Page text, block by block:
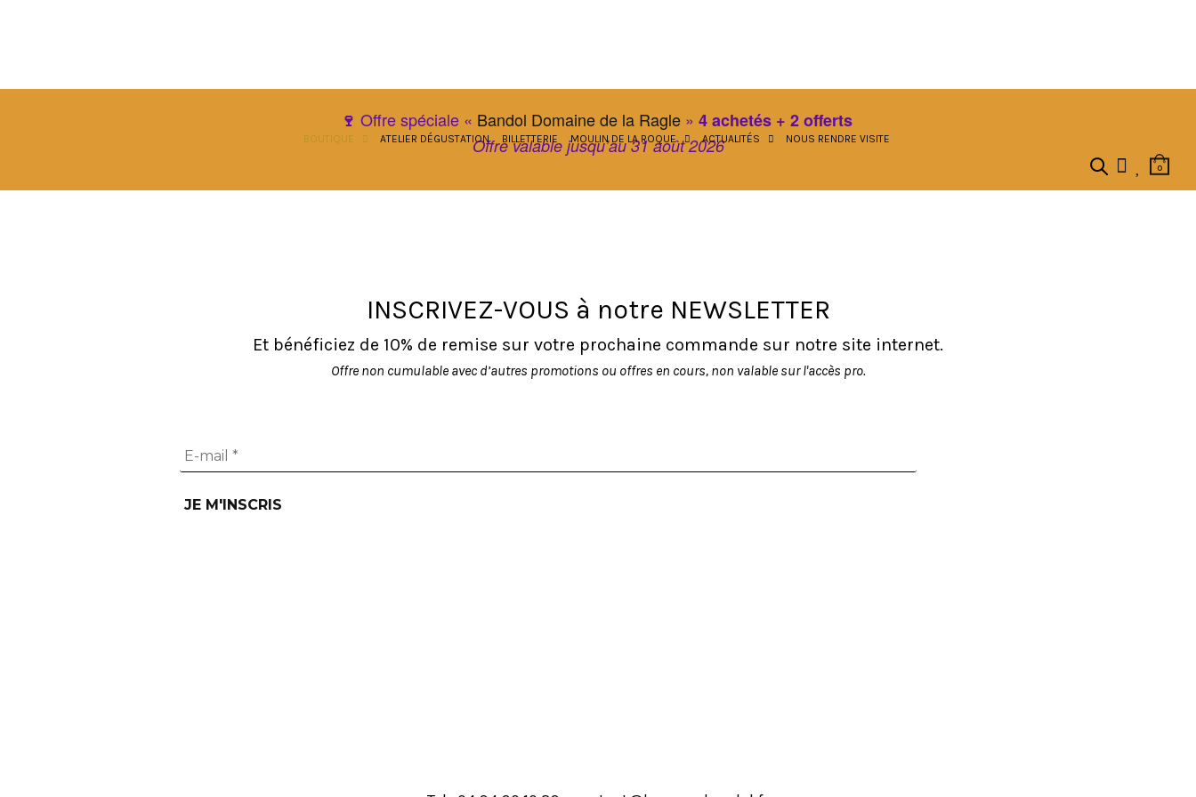
BOUTIQUE ATELIER DÉGUSTATION BILLETTERIE MOULIN DE LA ROQUE ACTUALITÉS NOUS RENDRE VISITE
0
🍷 Offre spéciale « Bandol Domaine de la Ragle» 4 achetés + 2 offerts
Offre valable jusqu’au 31 août 2026
INSCRIVEZ-VOUS à notre NEWSLETTER
Et bénéficiez de 10% de remise sur votre prochaine commande sur notre site internet.
Offre non cumulable avec d’autres promotions ou offres en cours, non valable sur l'accès pro.